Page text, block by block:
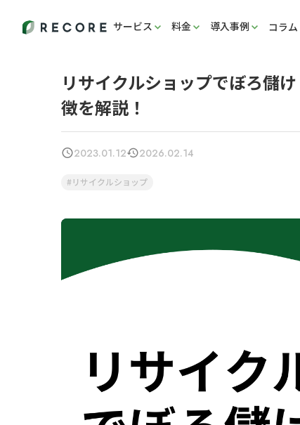
サービス 料金 導入事例 コラム
リサイクルショップでぼろ儲
徴を解説！
2023.01.12 2026.02.14
リサイクルショップ